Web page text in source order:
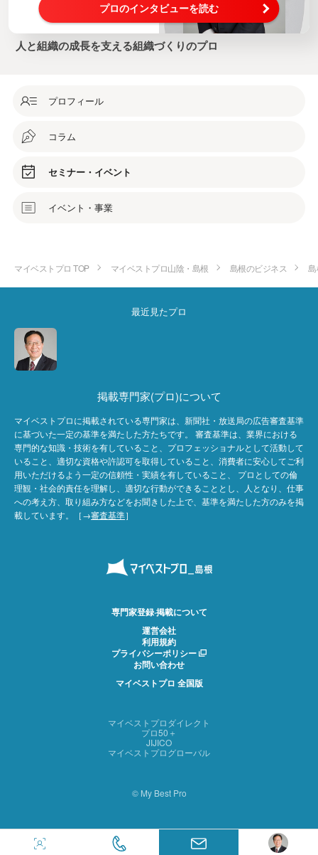
プロのインタビューを読む
人と組織の成長を支える組織づくりのプロ
プロフィール
コラム
セミナー・イベント
イベント・事業
マイベストプロ TOP マイベストプロ山陰・島根 島根のビジネス
最近見たプロ
掲載専門家(プロ)について
マイベストプロに掲載されている専門家は、新聞社・放送局の広告審査基準
に基づいた一定の基準を満たした方たちです。 審査基準は、業界における
専門的な知識・技術を有していること、プロフェッショナルとして活動して
いること、適切な資格や許認可を取得していること、消費者に安心してご利
用いただけるよう一定の信頼性・実績を有していること、 プロとしての倫
理観・社会的責任を理解し、適切な行動ができることとし、人となり、仕事
への考え方、取り組み方などをお聞きした上で、基準を満たした方のみを掲
載しています。［→審査基準］
専門家登録·掲載について
運営会社
利用規約
プライバシーポリシー
お問い合わせ
マイベストプロ 全国版
マイベストプロダイレクト
プロ50＋
JIJICO
マイベストプログローバル
© My Best Pro